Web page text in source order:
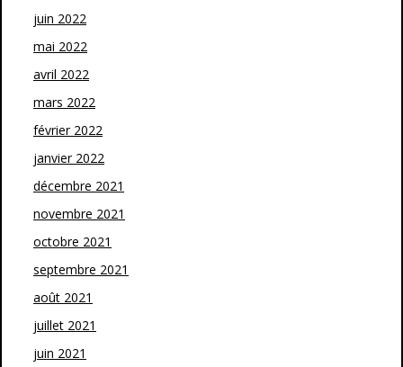
juin 2022
mai 2022
avril 2022
mars 2022
février 2022
janvier 2022
décembre 2021
novembre 2021
octobre 2021
septembre 2021
août 2021
juillet 2021
juin 2021